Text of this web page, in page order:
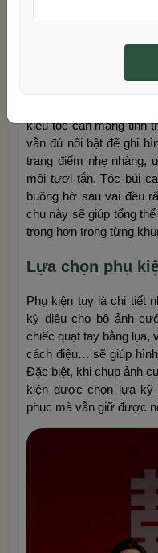
đa dạng cũng là điểm
Khi chụp ảnh cưới với
kiểu tóc cần mang tinh
vẫn đủ nổi bật để ghi
trang điểm nhẹ nhàng,
môi tươi tắn. Tóc búi
buông hờ sau vai đều
chu này sẽ giúp tổng
trọng hơn trong từng
Lựa chọn phụ
Phụ kiện tuy là chi tiết
kỳ diệu cho bộ ảnh
chiếc quạt tay bằng lụa,
cách điệu… sẽ giúp
Đặc biệt, khi chụp ảnh
kiện được chọn lựa kỹ
phục mà vẫn giữ được